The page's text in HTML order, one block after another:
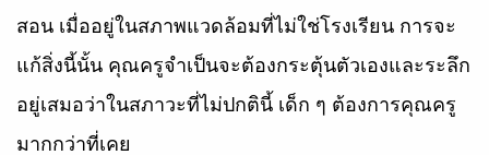
สอน เมื่ออยู่ในสภาพแวดล้อมที่ไม่ใช่โรงเรียน การจะ
แก้สิ่งนี้นั้น คุณครูจำเป็นจะต้องกระตุ้นตัวเองและระลึก
อยู่เสมอว่าในสภาวะที่ไม่ปกตินี้ เด็ก ๆ ต้องการคุณครู
มากกว่าที่เคย